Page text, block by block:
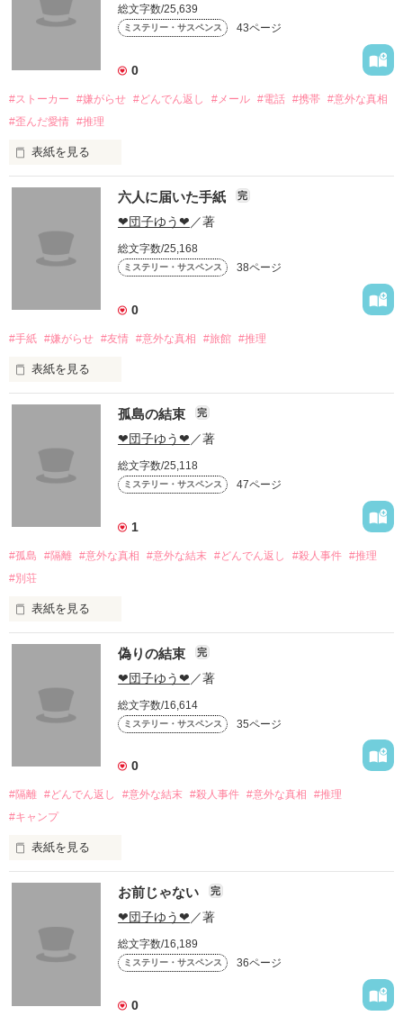
作品を読む
総文字数/25,639
ミステリー・サスペンス 43ページ
0
#ストーカー #嫌がらせ #どんでん返し #メール #電話 #携帯 #意外な真相
#歪んだ愛情 #推理
表紙を見る
嫌がらせの犯人は誰なのか？　　　　　　　真相は最後の最後
まで分かりません。
作品を読む
六人に届いた手紙 完
❤団子ゆう❤ ／著
総文字数/25,168
ミステリー・サスペンス 38ページ
0
#手紙 #嫌がらせ #友情 #意外な真相 #旅館 #推理
表紙を見る
ストーカークラブの人物が登場！
十一年前に死んだはずの友達から、
六人に手紙が届く。
作品を読む
孤島の結束 完
❤団子ゆう❤ ／著
総文字数/25,118
ミステリー・サスペンス 47ページ
1
#孤島 #隔離 #意外な真相 #意外な結末 #どんでん返し #殺人事件 #推理
#別荘
表紙を見る
かつての同級生九人が、
無人島に建てた別荘に集まる事になった。
その中で昔からイジメられていた男が、
八人に復讐しようとする。
しかし、男がまだ殺していないはずである同級生の死体が発見
偽りの結束 完
❤団子ゆう❤ ／著
総文字数/16,614
ミステリー・サスペンス 35ページ
0
#隔離 #どんでん返し #意外な結末 #殺人事件 #意外な真相
#推理
#キャンプ
表紙を見る
第１部の「孤島の結束」から2年後、
生き残った6人がキャンプに出かける事になった。そこで新た
な悲劇が……。
これで完結します！
お前じゃない 完
❤団子ゆう❤／著
総文字数/16,189
ミステリー・サスペンス 36ページ
0